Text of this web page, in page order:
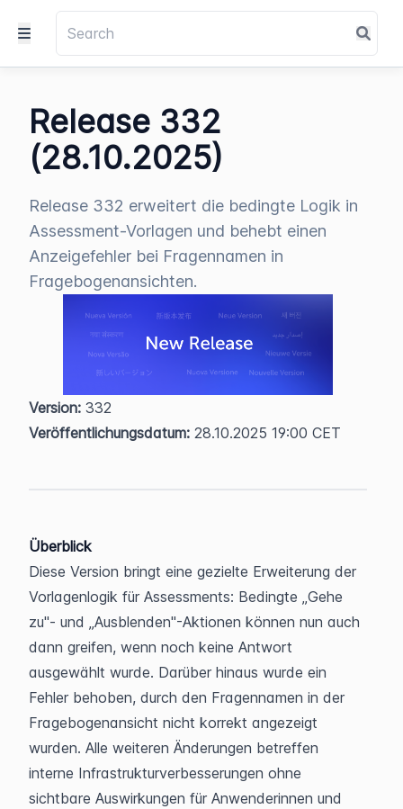
Release 332
(28.10.2025)
Release 332 erweitert die bedingte Logik in
Assessment-Vorlagen und behebt einen
Anzeigefehler bei Fragennamen in
Fragebogenansichten.
Version: 332
Veröffentlichungsdatum: 28.10.2025 19:00 CET
Überblick
Diese Version bringt eine gezielte Erweiterung der
Vorlagenlogik für Assessments: Bedingte „Gehe
zu"- und „Ausblenden"-Aktionen können nun auch
dann greifen, wenn noch keine Antwort
ausgewählt wurde. Darüber hinaus wurde ein
Fehler behoben, durch den Fragennamen in der
Fragebogenansicht nicht korrekt angezeigt
wurden. Alle weiteren Änderungen betreffen
interne Infrastrukturverbesserungen ohne
sichtbare Auswirkungen für Anwenderinnen und